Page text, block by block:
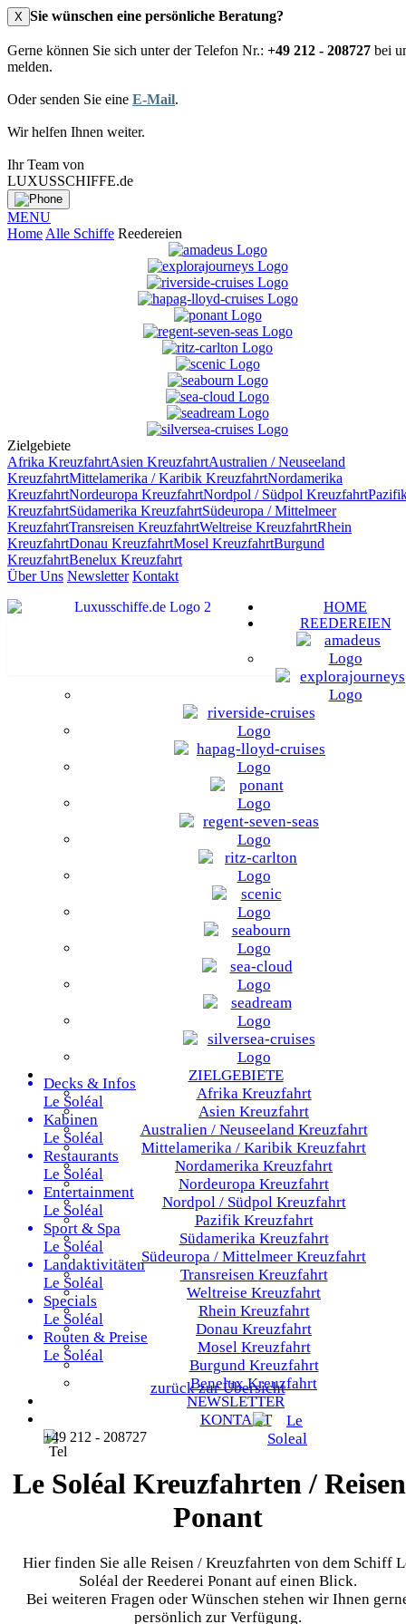
X Sie wünschen eine persönliche Beratung?
Gerne können Sie sich unter der Telefon Nr.: +49 212 - 208727 bei
melden.
Oder senden Sie eine E-Mail.
Wir helfen Ihnen weiter.
Ihr Team von
LUXUSSCHIFFE.de
MENU
Home Alle Schiffe Reedereien
Zielgebiete
Afrika KreuzfahrtAsien KreuzfahrtAustralien / Neuseeland
KreuzfahrtMittelamerika / Karibik KreuzfahrtNordamerika
KreuzfahrtNordeuropa KreuzfahrtNordpol / Südpol Kreuzfahrt
KreuzfahrtSüdamerika KreuzfahrtSüdeuropa / Mittelmeer
KreuzfahrtTransreisen KreuzfahrtWeltreise KreuzfahrtRhein
KreuzfahrtDonau KreuzfahrtMosel KreuzfahrtBurgund
KreuzfahrtBenelux Kreuzfahrt
Über Uns Newsletter Kontakt
HOME
REEDEREIEN
ZIELGEBIETE
Afrika Kreuzfahrt
Asien Kreuzfahrt
Australien / Neuseeland Kreuzfahrt
Mittelamerika / Karibik Kreuzfahrt
Nordamerika Kreuzfahrt
Nordeuropa Kreuzfahrt
Nordpol / Südpol Kreuzfahrt
Pazifik Kreuzfahrt
Südamerika Kreuzfahrt
Südeuropa / Mittelmeer Kreuzfahrt
Transreisen Kreuzfahrt
Weltreise Kreuzfahrt
Rhein Kreuzfahrt
Donau Kreuzfahrt
Mosel Kreuzfahrt
Burgund Kreuzfahrt
BeneluxKreuzfahrt
NEWSLETTER
KONTAKT
+49 212 - 208727
Decks & Infos
Le Soléal
Kabinen
Le Soléal
Restaurants
Le Soléal
Entertainment
Le Soléal
Sport & Spa
Le Soléal
Landaktivitäten
Le Soléal
Specials
Le Soléal
Routen & Preise
Le Soléal
zurück zur Übersicht
Le Soléal Kreuzfahrten /
Ponant
Hier finden Sie alle Reisen / Kreuzfahrten von dem Schiff
Soléal der Reederei Ponant auf einen Blick.
Bei weiteren Fragen oder Wünschen stehen wir Ihnen
persönlich zur Verfügung.